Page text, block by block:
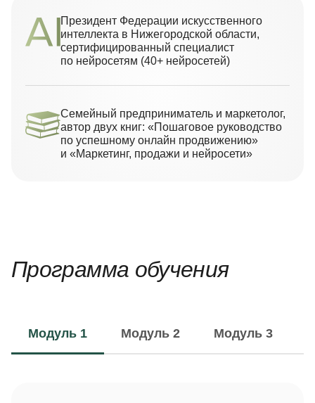
Президент Федерации искусственного
интеллекта в Нижегородской области,
сертифицированный специалист
по нейросетям (40+ нейросетей)
Семейный предприниматель и маркетолог,
автор двух книг: «Пошаговое руководство
по успешному онлайн продвижению»
и «Маркетинг, продажи и нейросети»
Программа обучения
Модуль 1 Модуль 2 Модуль 3